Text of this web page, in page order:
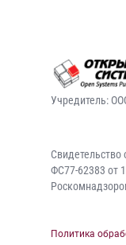
Учредитель:
Свидетельство
ФС77-62383 от
Политика